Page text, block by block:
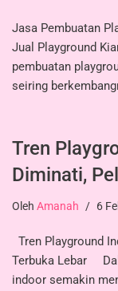
Jasa Pembuatan
Jual Playground
pembuatan
seiring
Tren
Diminati,
Oleh Amanah 6
Tren Playground
Terbuka Lebar
indoor semakin